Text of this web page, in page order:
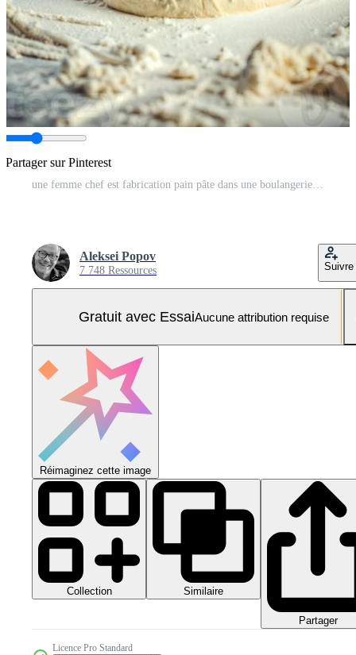
Partager sur Pinterest
une femme chef est fabrication pain pâte dans une boulangerie. elle est souriant et portant une blanc tablier. Photo Pro
Aleksei Popov
7 748 Ressources Suivre
Gratuit avec EssaiAucune attribution requise
Réimaginez cette image
Collection Similaire
Partager
Licence Pro Standard